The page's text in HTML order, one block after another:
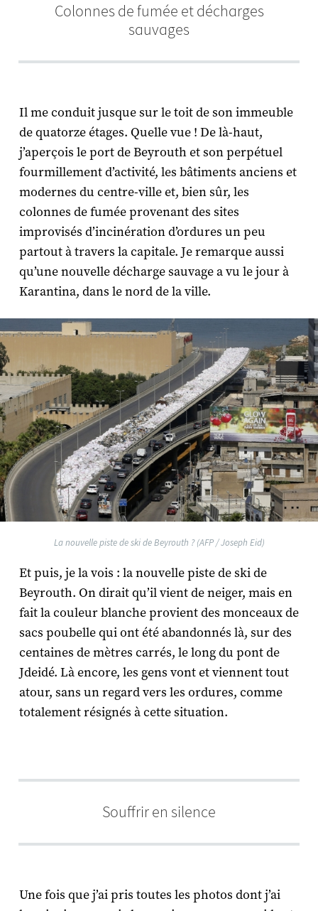
Colonnes de fumée et décharges
sauvages
Il me conduit jusque sur le toit de son immeuble
de quatorze étages. Quelle vue ! De là-haut,
j’aperçois le port de Beyrouth et son perpétuel
fourmillement d’activité, les bâtiments anciens et
modernes du centre-ville et, bien sûr, les
colonnes de fumée provenant des sites
improvisés d’incinération d’ordures un peu
partout à travers la capitale. Je remarque aussi
qu’une nouvelle décharge sauvage a vu le jour à
Karantina, dans le nord de la ville.
La nouvelle piste de ski de Beyrouth ? (AFP / Joseph Eid)
Et puis, je la vois : la nouvelle piste de ski de
Beyrouth. On dirait qu’il vient de neiger, mais en
fait la couleur blanche provient des monceaux de
sacs poubelle qui ont été abandonnés là, sur des
centaines de mètres carrés, le long du pont de
Jdeidé. Là encore, les gens vont et viennent tout
atour, sans un regard vers les ordures, comme
totalement résignés à cette situation.
Souffrir en silence
Une fois que j’ai pris toutes les photos dont j’ai